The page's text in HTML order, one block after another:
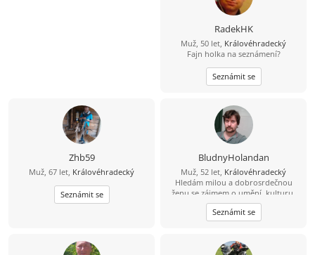
RadekHK
Muž, 50 let, Královéhradecký
Fajn holka na seznámení?
Seznámit se
Zhb59
Muž, 67 let, Královéhradecký
Seznámit se
BludnyHolandan
Muž, 52 let, Královéhradecký
Hledám milou a dobrosrdečnou
ženu se zájmem o umění, kulturu,
památky a láskou ke zvířatům a
přírodě. Rád bych s takovou ženou
spoluprožíval hezké chvíle a
Seznámit se